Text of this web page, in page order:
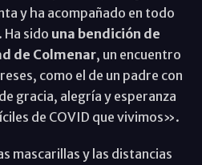
y ha acompañado en todo
Ha sido una bendición de
de Colmenar, un encuentro
como el de un padre con
gracia, alegría y esperanza
de COVID que vivimos».
mascarillas y las distancias